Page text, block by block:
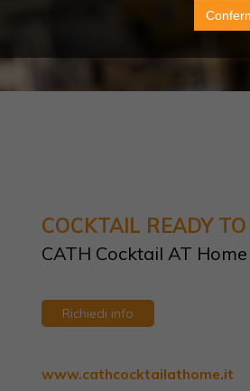
COCKTAIL READY
CATH Cocktail AT
Richiedi info
www.cathcocktailathome.it